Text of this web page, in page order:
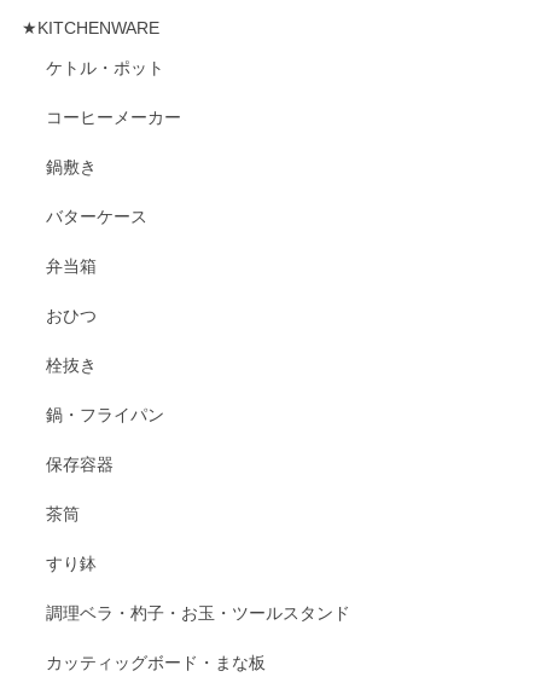
★KITCHENWARE
ケトル・ポット
コーヒーメーカー
鍋敷き
バターケース
弁当箱
おひつ
栓抜き
鍋・フライパン
保存容器
茶筒
すり鉢
調理ベラ・杓子・お玉・ツールスタンド
カッティッグボード・まな板